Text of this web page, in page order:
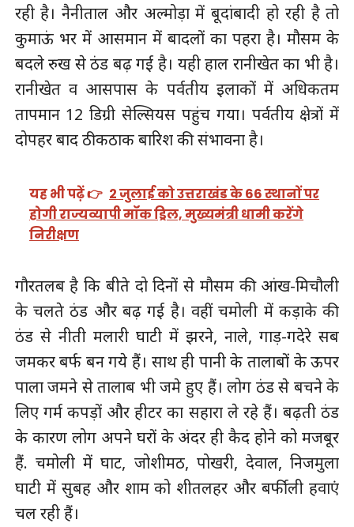
रही है। नैनीताल और अल्‍मोड़ा में बूदांबादी हो रही है तो
कुमाऊं भर में आसमान में बादलों का पहरा है। मौसम के
बदले रुख से ठंड बढ़ गई है। यही हाल रानीखेत का भी है।
रानीखेत व आसपास के पर्वतीय इलाकों में अधिकतम
तापमान 12 डिग्री सेल्सियस पहुंच गया। पर्वतीय क्षेत्रों में
दोपहर बाद ठीकठाक बारिश की संभावना है।
यह भी पढ़ें 👉 2 जुलाई को उत्तराखंड के 66 स्थानों पर
होगी राज्यव्यापी मॉक ड्रिल, मुख्यमंत्री धामी करेंगे
निरीक्षण
गौरतलब है कि बीते दो दिनों से मौसम की आंख-मिचौली
के चलते ठंड और बढ़ गई है। वहीं चमोली में कड़ाके की
ठंड से नीती मलारी घाटी में झरने, नाले, गाड़-गदेरे सब
जमकर बर्फ बन गये हैं। साथ ही पानी के तालाबों के ऊपर
पाला जमने से तालाब भी जमे हुए हैं। लोग ठंड से बचने के
लिए गर्म कपड़ों और हीटर का सहारा ले रहे हैं। बढ़ती ठंड
के कारण लोग अपने घरों के अंदर ही कैद होने को मजबूर
हैं. चमोली में घाट, जोशीमठ, पोखरी, देवाल, निजमुला
घाटी में सुबह और शाम को शीतलहर और बर्फीली हवाएं
चल रही हैं।